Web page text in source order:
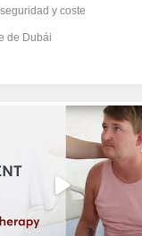
y coste
de Dubái